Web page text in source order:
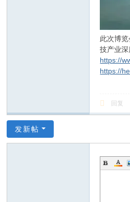
此次博
技产业
https://
https://
回复
发新帖